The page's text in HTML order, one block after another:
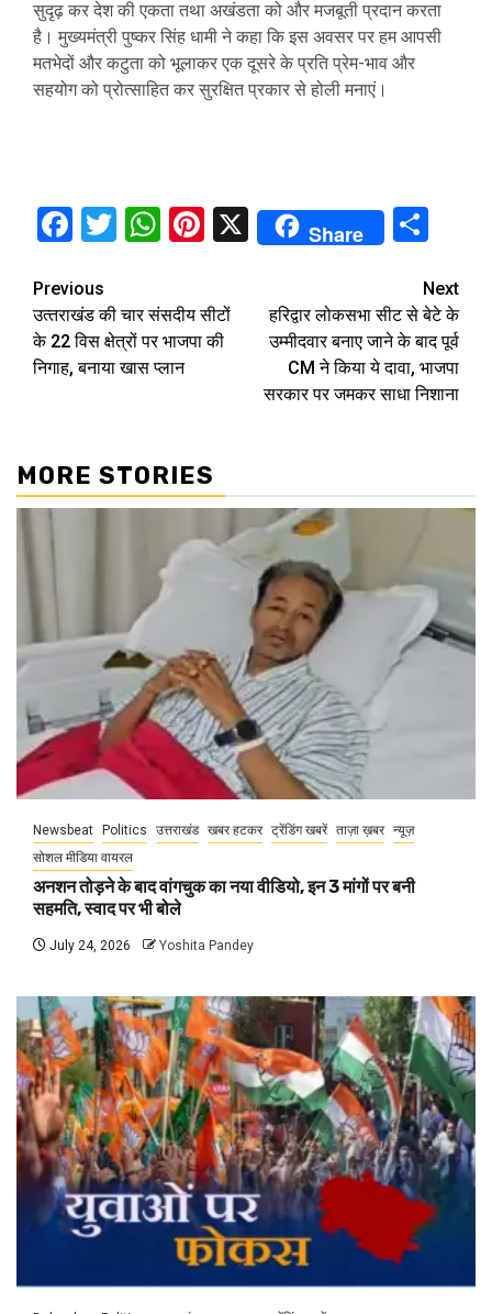
सुदृढ़ कर देश की एकता तथा अखंडता को और मजबूती प्रदान करता
है। मुख्यमंत्री पुष्कर सिंह धामी ने कहा कि इस अवसर पर हम आपसी
मतभेदों और कटुता को भूलाकर एक दूसरे के प्रति प्रेम-भाव और
सहयोग को प्रोत्साहित कर सुरक्षित प्रकार से होली मनाएं।
Facebook
Twitter
WhatsApp
Pinterest
X Share
Continue
Reading
Previous
उत्‍तराखंड की चार संसदीय सीटों
के 22 विस क्षेत्रों पर भाजपा की
निगाह, बनाया खास प्‍लान
Next
हरिद्वार लोकसभा सीट से बेटे के
उम्मीदवार बनाए जाने के बाद पूर्व
CM ने किया ये दावा, भाजपा
सरकार पर जमकर साधा निशाना
MORE STORIES
Newsbeat Politics उत्तराखंड खबर हटकर ट्रेंडिंग खबरें ताज़ा ख़बर न्यूज़
सोशल मीडिया वायरल
अनशन तोड़ने के बाद वांगचुक का नया वीडियो, इन 3 मांगों पर बनी
सहमति, स्वाद पर भी बोले
July 24, 2026 Yoshita Pandey